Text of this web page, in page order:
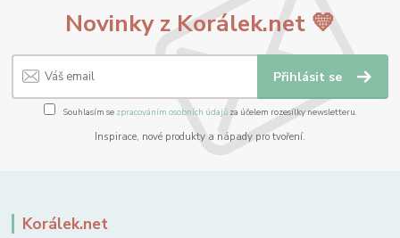
Novinky z Korálek.net 💛
Přihlásit se
Souhlasím se zpracováním osobních údajůza účelem rozesílky newsletteru.
Inspirace, nové produkty a nápady pro tvoření.
Korálek.net